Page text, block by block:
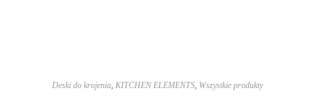
Deski do krojenia KITCHEN ELEMENTS Wszystkie produkty